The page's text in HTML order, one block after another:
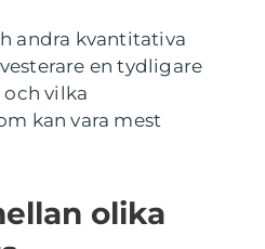
andra kvantitativa
en tydligare
vilka
kan vara mest
olika